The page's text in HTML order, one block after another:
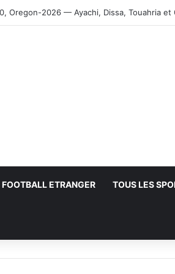
Oregon-2026 — Ayachi, Dissa, Touahria et
FOOTBALL ETRANGER TOUS LES